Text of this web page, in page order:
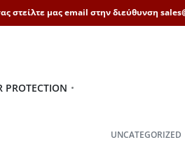
στείλτε μας email στην διεύθυνση
PROTECTION
UNCATEGORIZED